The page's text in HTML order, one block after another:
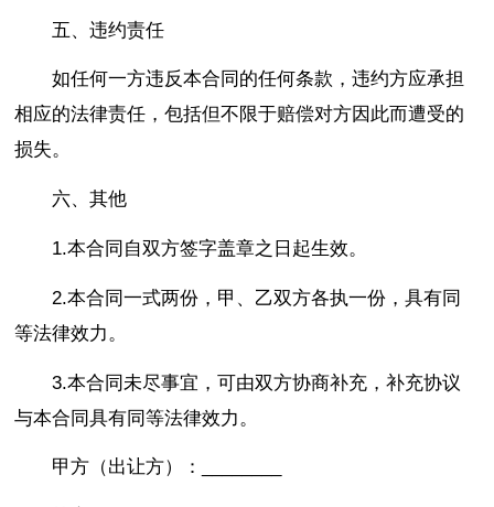
五、违约责任
如任何一方违反本合同的任何条款，违约方应承担
相应的法律责任，包括但不限于赔偿对方因此而遭受的
损失。
六、其他
1.本合同自双方签字盖章之日起生效。
2.本合同一式两份，甲、乙双方各执一份，具有同
等法律效力。
3.本合同未尽事宜，可由双方协商补充，补充协议
与本合同具有同等法律效力。
甲方（出让方）：________